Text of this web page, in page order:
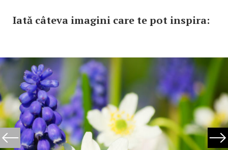
Iată câteva imagini care te pot inspira: